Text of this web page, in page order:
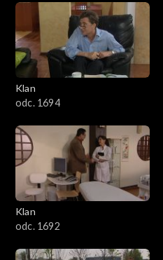
3601–3700
3501–3600
3401–3500
3201–3300
3101–3200
3001–3100
2901–3000
Klan
odc. 1694
Klan
odc. 1692